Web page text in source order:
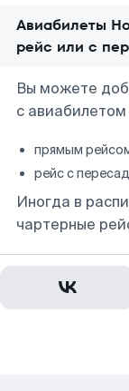
Авиабилеты
рейс или с
Вы можете
с
прямым
рейс с
Иногда в
чартерные